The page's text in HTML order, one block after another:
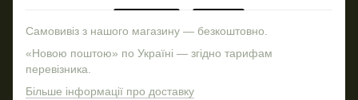
Самовивіз з нашого магазину — безкоштовно.
«Новою поштою» по Україні — згідно тарифам
перевізника.
Більше інформації про доставку